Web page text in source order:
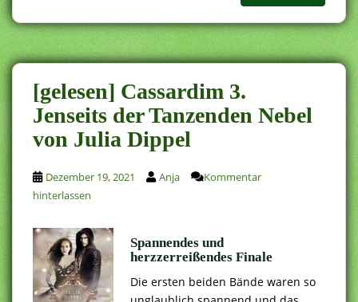
[gelesen] Cassardim 3.
Jenseits der Tanzenden Nebel
von Julia Dippel
Dezember 19, 2021 Anja
Kommentar
hinterlassen
Spannendes und
herzzerreißendes Finale
Die ersten beiden Bände waren so